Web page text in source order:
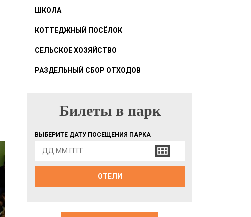
ШКОЛА
КОТТЕДЖНЫЙ ПОСЁЛОК
СЕЛЬСКОЕ ХОЗЯЙСТВО
РАЗДЕЛЬНЫЙ СБОР ОТХОДОВ
БИЛЕТЫ В ПАРК
Билеты в парк
ВЫБЕРИТЕ ДАТУ ПОСЕЩЕНИЯ ПАРКА
ОТЕЛИ